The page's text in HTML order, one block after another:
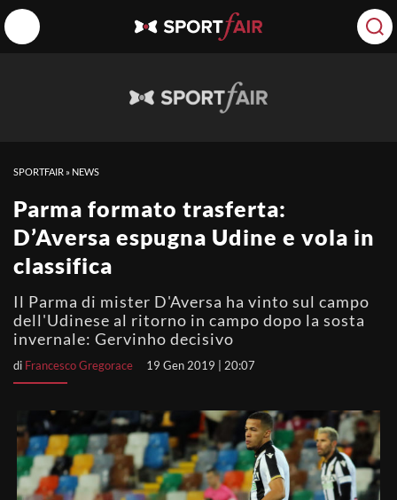
SPORTFAIR » NEWS
Parma formato trasferta:
D’Aversa espugna Udine e vola in
classifica
Il Parma di mister D'Aversa ha vinto sul campo
dell'Udinese al ritorno in campo dopo la sosta
invernale: Gervinho decisivo
di Francesco Gregorace 19 Gen 2019 | 20:07